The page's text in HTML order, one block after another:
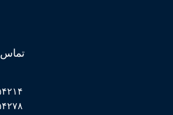
تماس